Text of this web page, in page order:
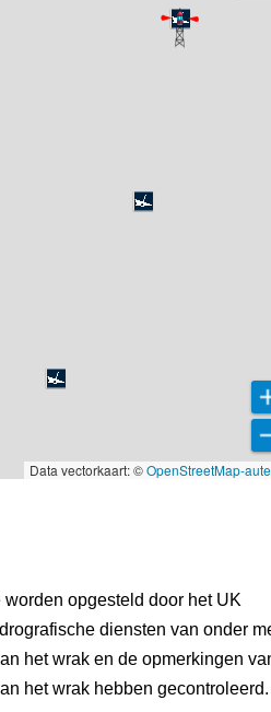
Data vectorkaart: ©OpenStreetMap-
opgesteld door het UK
diensten van onder
het wrak en de opmerkingen
het wrak hebben gecontroleerd.